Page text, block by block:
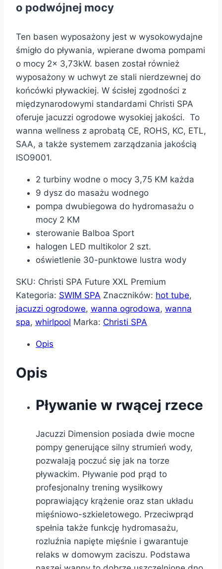
o podwójnej mocy
Ten basen wyposażony jest w wysokowydajne
śmigło do pływania, wpierane dwoma pompami
o mocy 2x 3,73kW. basen został również
wyposażony w uchwyt ze stali nierdzewnej do
końcówki pływackiej. W ścisłej zgodności z
międzynarodowymi standardami Christi SPA
oferuje jacuzzi ogrodowe wysokiej jakości. To
wanna wellness z aprobatą CE, ROHS, KC, ETL,
SAA, a także systemem zarządzania jakością
ISO9001.
2 turbiny wodne o mocy 3,75 KM każda
9 dysz do masażu wodnego
pompa dwubiegowa do hydromasażu o
mocy 2 KM
sterowanie Balboa Sport
halogen LED multikolor 2 szt.
oświetlenie 30-punktowe lustra wody
SKU: Christi SPA Future XXL Premium
Kategoria: SWIM SPA Znaczników: hot tube,
jacuzzi ogrodowe, wanna ogrodowa, wanna
spa, whirlpool Marka: Christi SPA
Opis
Opis
Pływanie w rwącej rzece
Jacuzzi Dimension posiada dwie mocne
pompy generujące silny strumień wody,
pozwalają poczuć się jak na torze
pływackim. Pływanie pod prąd to
profesjonalny trening wysiłkowy
poprawiający krążenie oraz stan układu
mięśniowo-szkieletowego. Przeciwprąd
spełnia także funkcję hydromasażu,
rozluźnia napięte mięśnie i gwarantuje
relaks w domowym zaciszu. Podstawa